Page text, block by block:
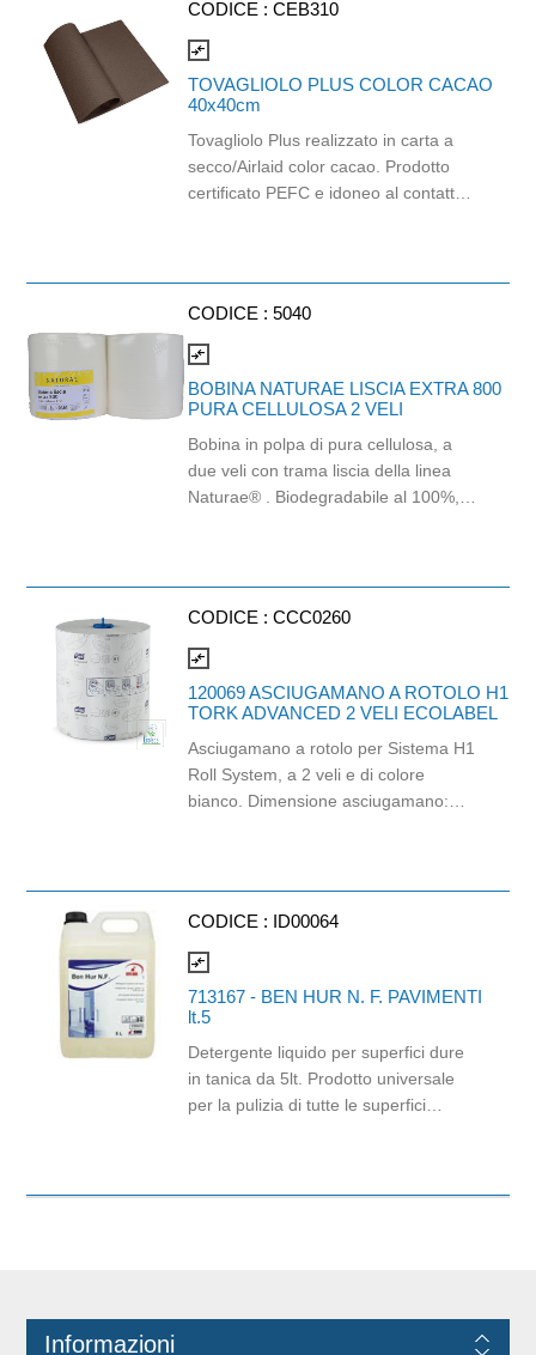
CODICE : CEB310
compare_arrows
TOVAGLIOLO PLUS COLOR CACAO
40x40cm
Tovagliolo Plus realizzato in carta a
secco/Airlaid color cacao. Prodotto
certificato PEFC e idoneo al contatto
CODICE : 5040
compare_arrows
BOBINA NATURAE LISCIA EXTRA 800
PURA CELLULOSA 2 VELI
Bobina in polpa di pura cellulosa, a
due veli con trama liscia della linea
Naturae® . Biodegradabile al 100%,
CODICE : CCC0260
compare_arrows
120069 ASCIUGAMANO A ROTOLO H1
TORK ADVANCED 2 VELI ECOLABEL
Asciugamano a rotolo per Sistema H1
Roll System, a 2 veli e di colore
bianco. Dimensione asciugamano:
CODICE : ID00064
compare_arrows
713167 - BEN HUR N. F. PAVIMENTI
lt.5
Detergente liquido per superfici dure
in tanica da 5lt. Prodotto universale
per la pulizia di tutte le superfici
utilizzare puro.
Informazioni